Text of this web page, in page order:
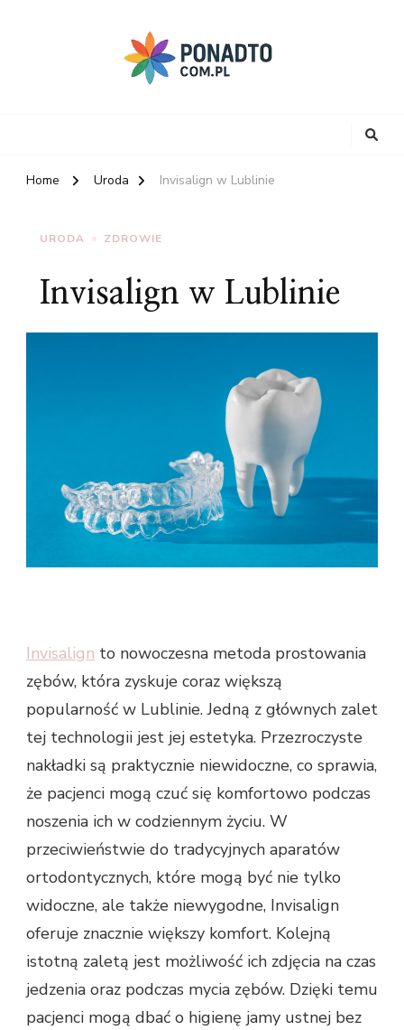
Home Uroda Invisalign w Lublinie
URODA ZDROWIE
Invisalign w Lublinie
Invisalign to nowoczesna metoda prostowania
zębów, która zyskuje coraz większą
popularność w Lublinie. Jedną z głównych zalet
tej technologii jest jej estetyka. Przezroczyste
nakładki są praktycznie niewidoczne, co sprawia,
że pacjenci mogą czuć się komfortowo podczas
noszenia ich w codziennym życiu. W
przeciwieństwie do tradycyjnych aparatów
ortodontycznych, które mogą być nie tylko
widoczne, ale także niewygodne, Invisalign
oferuje znacznie większy komfort. Kolejną
istotną zaletą jest możliwość ich zdjęcia na czas
jedzenia oraz podczas mycia zębów. Dzięki temu
pacjenci mogą dbać o higienę jamy ustnej bez